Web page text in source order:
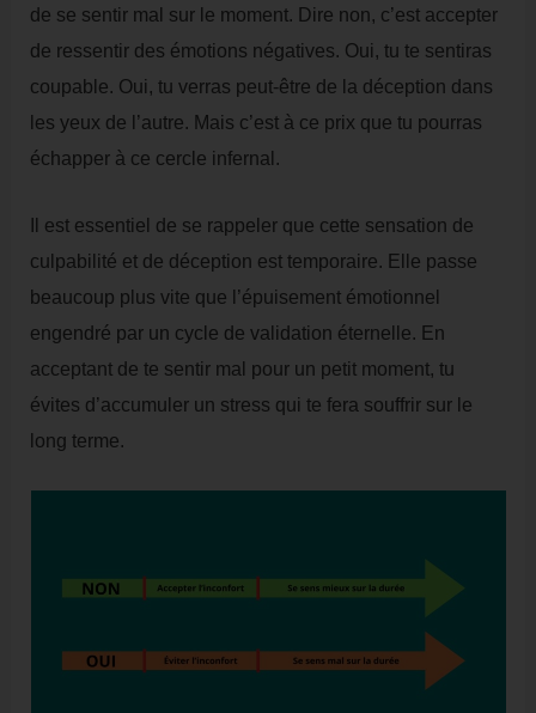
de se sentir mal sur le moment. Dire non, c’est accepter
de ressentir des émotions négatives. Oui, tu te sentiras
coupable. Oui, tu verras peut-être de la déception dans
les yeux de l’autre. Mais c’est à ce prix que tu pourras
échapper à ce cercle infernal.
Il est essentiel de se rappeler que cette sensation de
culpabilité et de déception est temporaire. Elle passe
beaucoup plus vite que l’épuisement émotionnel
engendré par un cycle de validation éternelle. En
acceptant de te sentir mal pour un petit moment, tu
évites d’accumuler un stress qui te fera souffrir sur le
long terme.